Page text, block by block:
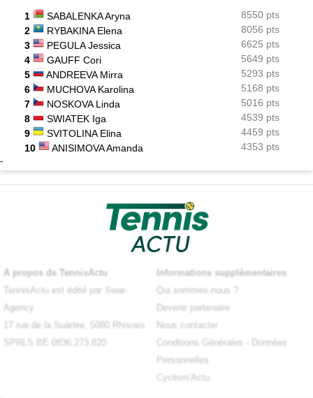
1 SABALENKA Aryna
8550 pts
2
RYBAKINA Elena
8056 pts
3
PEGULA Jessica
6625 pts
4
GAUFF Cori
5649 pts
5
ANDREEVA Mirra
5293 pts
6
MUCHOVA Karolina
5168 pts
7
NOSKOVA Linda
5016 pts
8
SWIATEK Iga
4539 pts
9
SVITOLINA Elina
4459 pts
10
ANISIMOVA Amanda 4353 pts
-
A propos de TennisActu
TennisActu est édité par Swar-
Agency
17 rue de la Suarlée, 5080 Rhisnes
SPRLS BE 0836.273.820
Informations supplémentaires
Qui sommes-nous ?
Devenir partenaire
Nous contacter
Conditions Générales
Données
Personnelles
Cyclism'Actu